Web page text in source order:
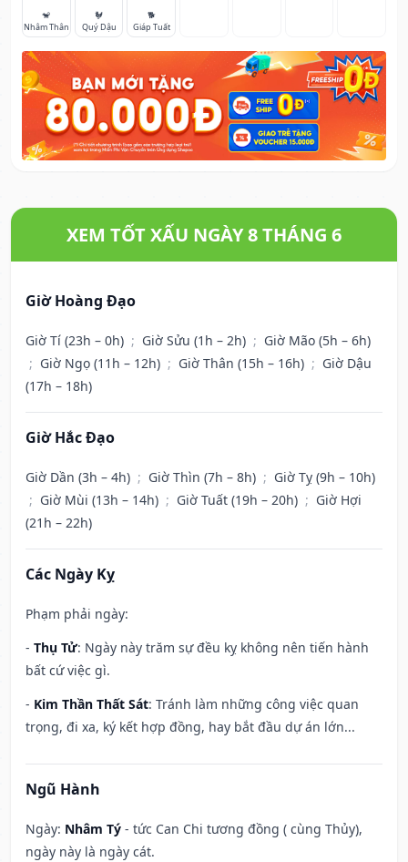
🐒
Nhâm Thân
🐓
Quý Dậu
🐕
Giáp Tuất
XEM TỐT XẤU NGÀY 8 THÁNG 6
Giờ Hoàng Đạo
Giờ Tí (23h – 0h) ; Giờ Sửu (1h – 2h) ; Giờ Mão (5h – 6h)
; Giờ Ngọ (11h – 12h) ; Giờ Thân (15h – 16h) ; Giờ Dậu
(17h – 18h)
Giờ Hắc Đạo
Giờ Dần (3h – 4h) ; Giờ Thìn (7h – 8h) ; Giờ Tỵ (9h – 10h)
; Giờ Mùi (13h – 14h) ; Giờ Tuất (19h – 20h) ; Giờ Hợi
(21h – 22h)
Các Ngày Kỵ
Phạm phải ngày:
- Thụ Tử: Ngày này trăm sự đều kỵ không nên tiến hành
bất cứ việc gì.
- Kim Thần Thất Sát: Tránh làm những công việc quan
trọng, đi xa, ký kết hợp đồng, hay bắt đầu dự án lớn...
Ngũ Hành
Ngày: Nhâm Tý - tức Can Chi tương đồng ( cùng Thủy),
ngày này là ngày cát.